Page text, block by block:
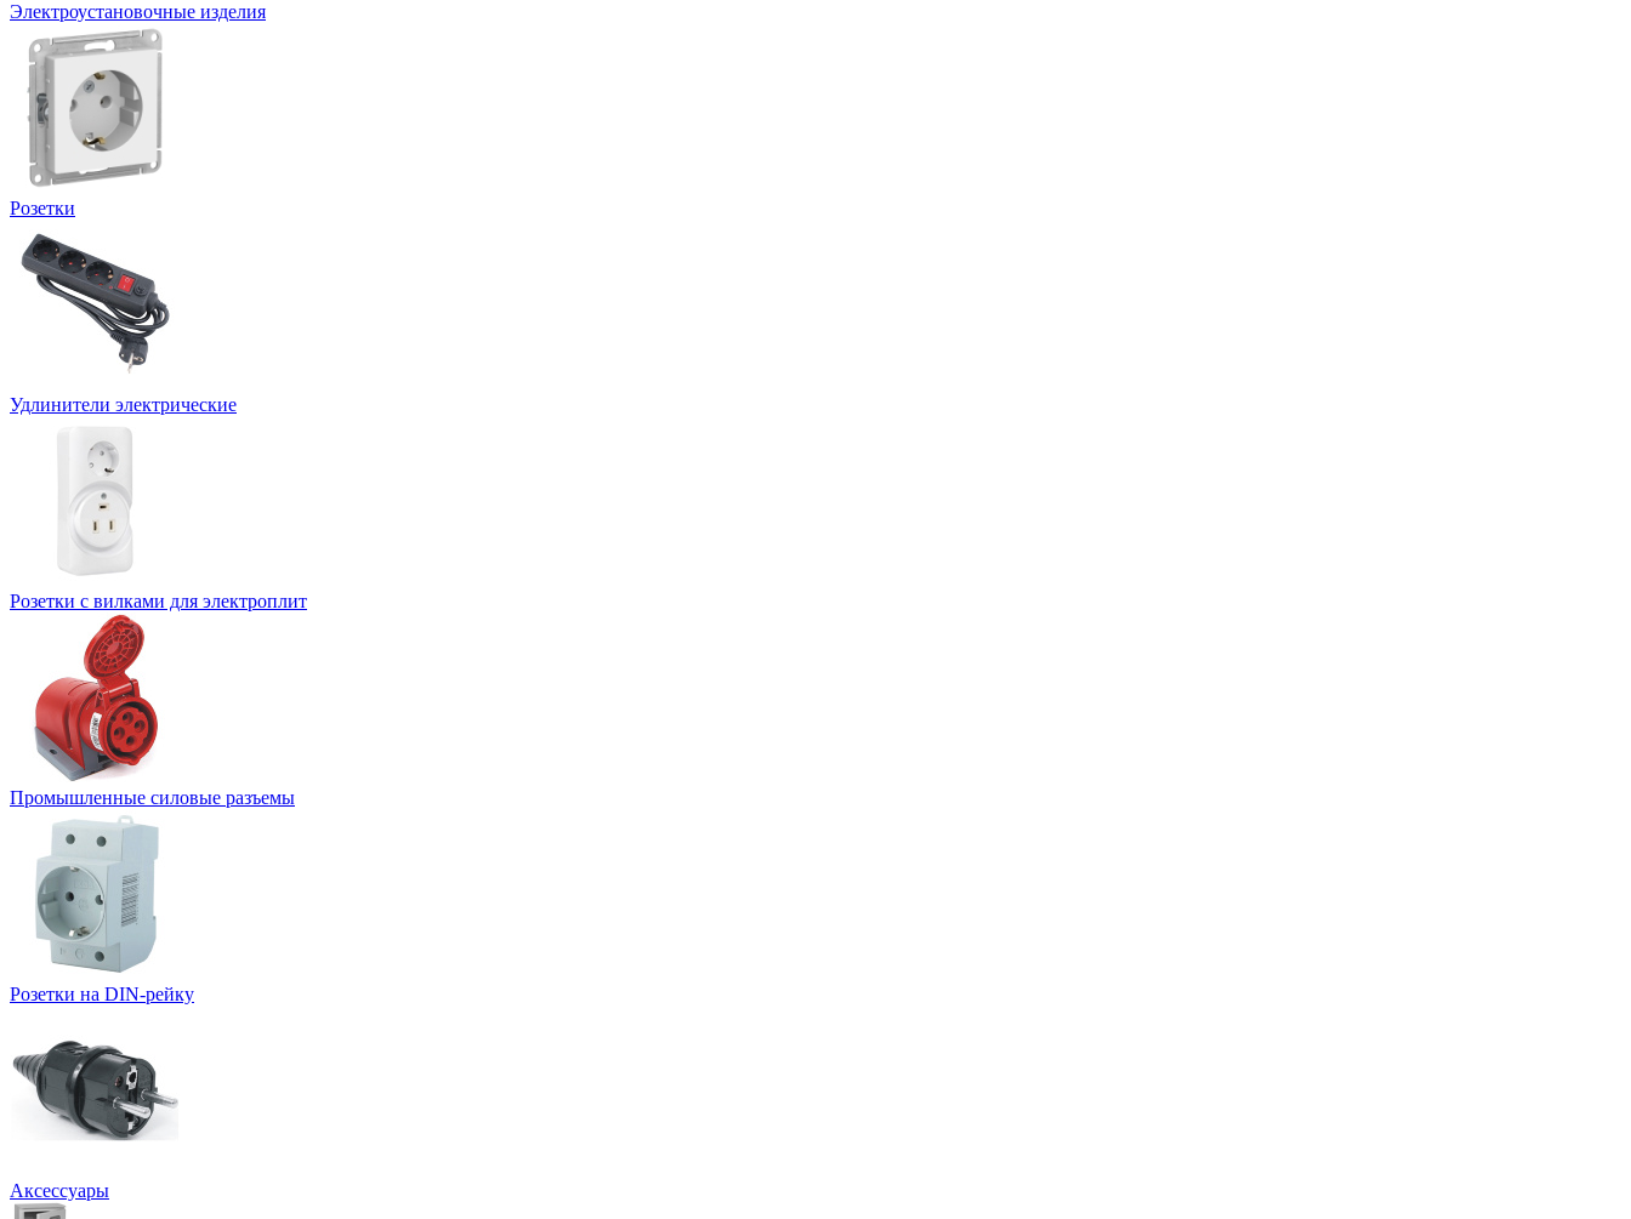
Электроустановочные изделия
Розетки
Удлинители электрические
Розетки с вилками для электроплит
Промышленные силовые разъемы
Розетки на DIN-рейку
Аксессуары